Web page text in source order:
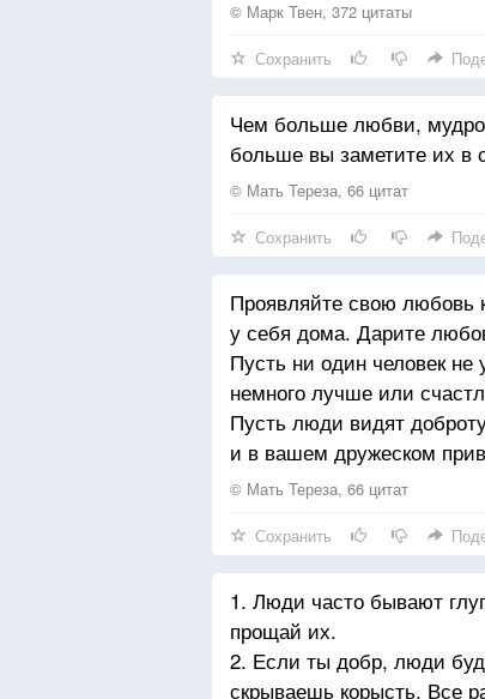
© Марк Твен, 372 цитаты
Сохранить
Чем больше любви,
больше вы заметите их
© Мать Тереза, 66 цитат
Сохранить
Проявляйте свою любовь
у себя дома. Дарите
Пусть ни один человек не
немного лучше или
Пусть люди видят
и в вашем дружеском
© Мать Тереза, 66 цитат
Сохранить
1. Люди часто бывают
прощай их.
2. Если ты добр, люди
скрываешь корысть. Все